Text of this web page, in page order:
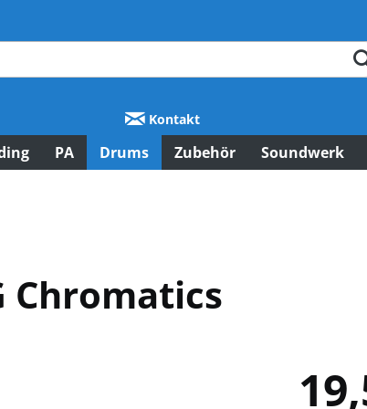
Kontakt
PA Drums Zubehör Soundwerk
Chromatics